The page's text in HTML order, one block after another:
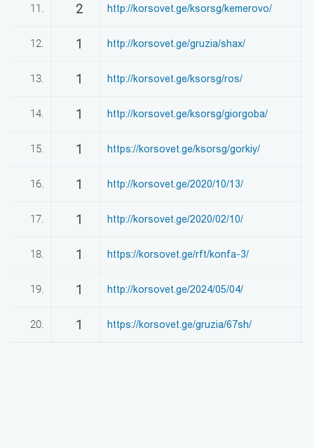
11. 2 http://korsovet.ge/ksorsg/kemerovo/
12. 1 http://korsovet.ge/gruzia/shax/
13. 1 http://korsovet.ge/ksorsg/ros/
14. 1 http://korsovet.ge/ksorsg/giorgoba/
15. 1 https://korsovet.ge/ksorsg/gorkiy/
16. 1 http://korsovet.ge/2020/10/13/
17. 1 http://korsovet.ge/2020/02/10/
18. 1 https://korsovet.ge/rft/konfa-3/
19. 1 http://korsovet.ge/2024/05/04/
20. 1 https://korsovet.ge/gruzia/67sh/